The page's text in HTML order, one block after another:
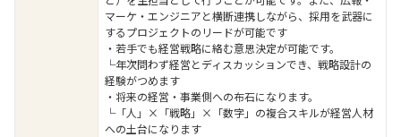
マーケ・エンジニアと横断連携しながら、採用を武器に
するプロジェクトのリードが可能です
・若手でも経営戦略に絡む意思決定が可能です。
└年次問わず経営とディスカッションでき、戦略設計の
経験がつめます
・将来の経営・事業側への布石になります。
└「人」×「戦略」×「数字」の複合スキルが経営人材
への土台になります